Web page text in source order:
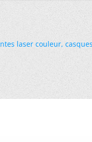
laser couleur,